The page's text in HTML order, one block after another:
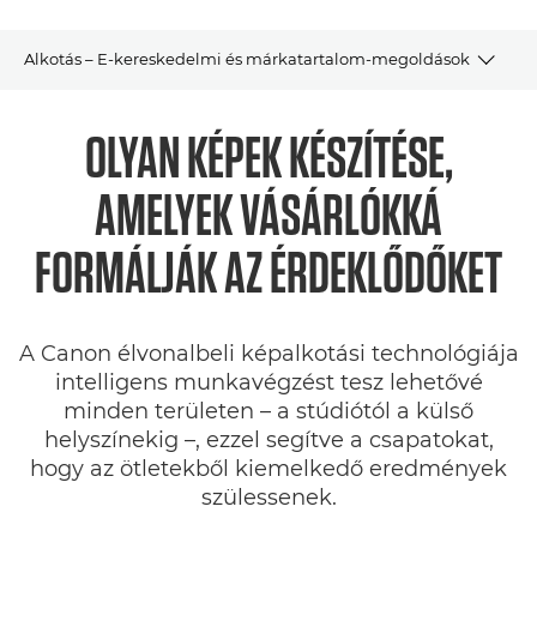
Alkotás – E-kereskedelmi és márkatartalom-megoldások
Szoftvermegoldások
OLYAN KÉPEK KÉSZÍTÉSE,
AMELYEK VÁSÁRLÓKKÁ
FORMÁLJÁK AZ ÉRDEKLŐDŐKET
A Canon élvonalbeli képalkotási technológiája
intelligens munkavégzést tesz lehetővé
minden területen – a stúdiótól a külső
helyszínekig –, ezzel segítve a csapatokat,
hogy az ötletekből kiemelkedő eredmények
szülessenek.